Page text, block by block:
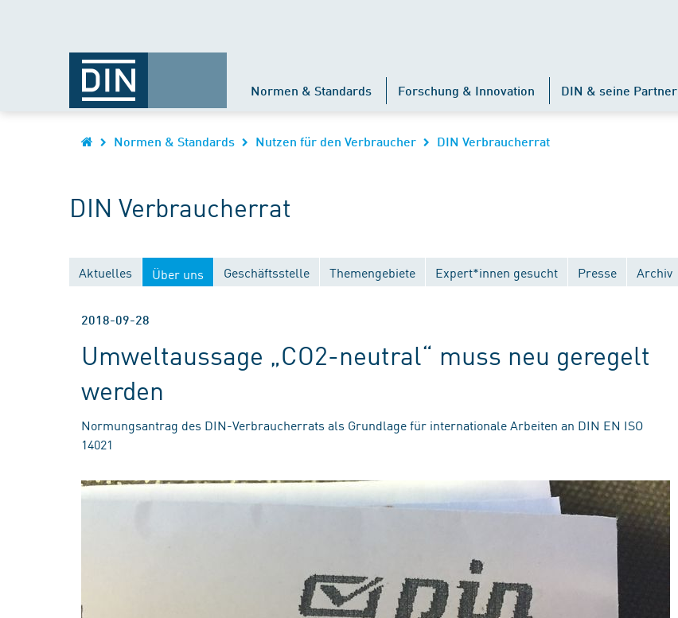
Normen & Standards Forschung & Innovation DIN & seine Partner
Normen & Standards Nutzen für den Verbraucher DIN Verbraucherrat
DIN Verbraucherrat
Aktuelles Über uns Geschäftsstelle Themengebiete Expert*innen gesucht Presse Archiv
2018-09-28
Umweltaussage „CO2-neutral“ muss neu geregelt
werden
Normungsantrag des DIN-Verbraucherrats als Grundlage für internationale Arbeiten an DIN EN ISO
14021